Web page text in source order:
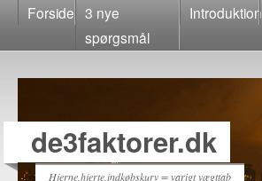
Forside 3 nye
spørgsmål
Introduktion
de3faktorer.dk
Hjerne,hjerte,indkøbskurv = varigt vægttab